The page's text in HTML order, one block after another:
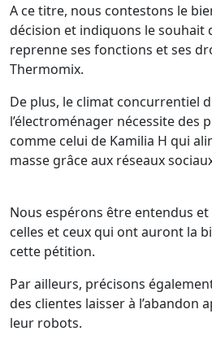
A ce titre, nous contestons le
décision et indiquons le souhait
reprenne ses fonctions et ses
Thermomix.
De plus, le climat concurrentiel
l’électroménager nécessite des
comme celui de Kamilia H qui
masse grâce aux réseaux
Nous espérons être entendus
celles et ceux qui ont auront la
cette pétition.
Par ailleurs, précisons
des clientes laisser à l’abandon
leur robots.